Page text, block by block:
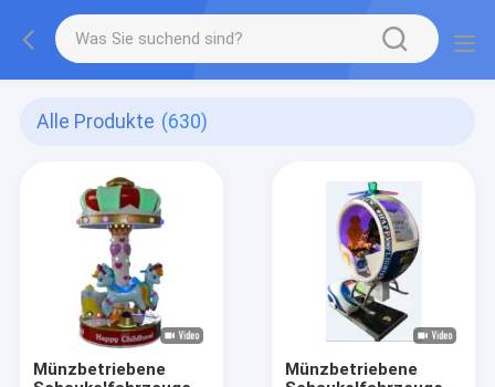
Alle Produkte (630)
Münzbetriebene
Münzbetriebene